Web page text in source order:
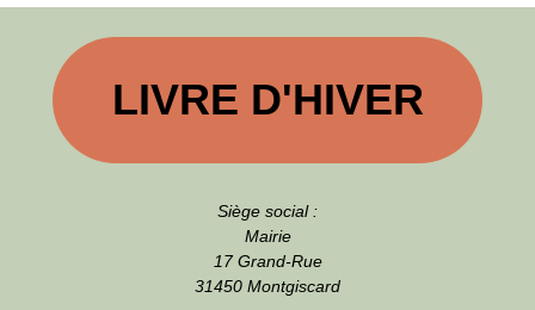
LIVRE D'HIVER
Siège social :
Mairie
17 Grand-Rue
31450 Montgiscard